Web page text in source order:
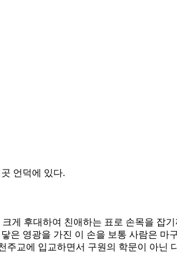
언덕에 있다.
게 후대하여 친애하는 표로 손목을 잡
은 영광을 가진 이 손을 보통 사람은 마
교에 입교하면서 구원의 학문이 아닌